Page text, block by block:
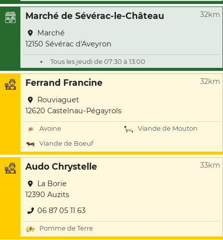
Marché de Sévérac-le-Château 32km
Marché
12150 Sévérac d'Aveyron
Tous les jeudi de 07:30 à 13:00
Ferrand Francine 32km
Rouviaguet
12620 Castelnau-Pégayrols
Avoine
Viande de Mouton
Viande de Boeuf
Audo Chrystelle 33km
La Borie
12390 Auzits
06 87 05 11 63
Pomme de Terre